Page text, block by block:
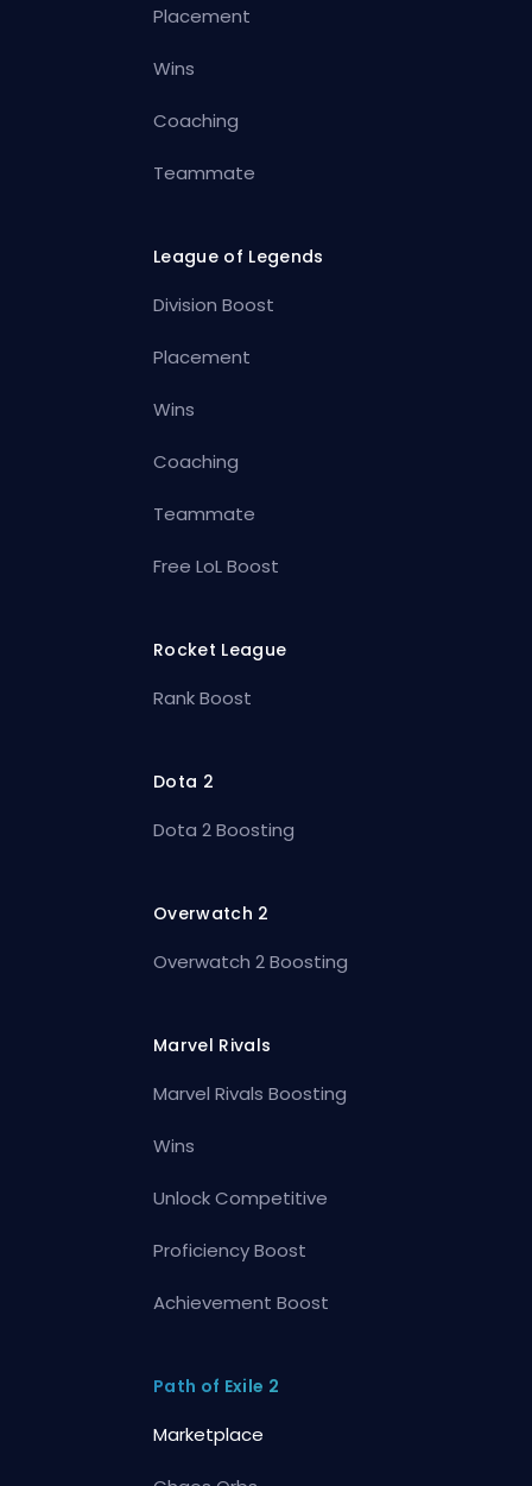
Placement
Wins
Coaching
Teammate
League of Legends
Division Boost
Placement
Wins
Coaching
Teammate
Free LoL Boost
Rocket League
Rank Boost
Dota 2
Dota 2 Boosting
Overwatch 2
Overwatch 2 Boosting
Marvel Rivals
Marvel Rivals Boosting
Wins
Unlock Competitive
Proficiency Boost
Achievement Boost
Path of Exile 2
Marketplace